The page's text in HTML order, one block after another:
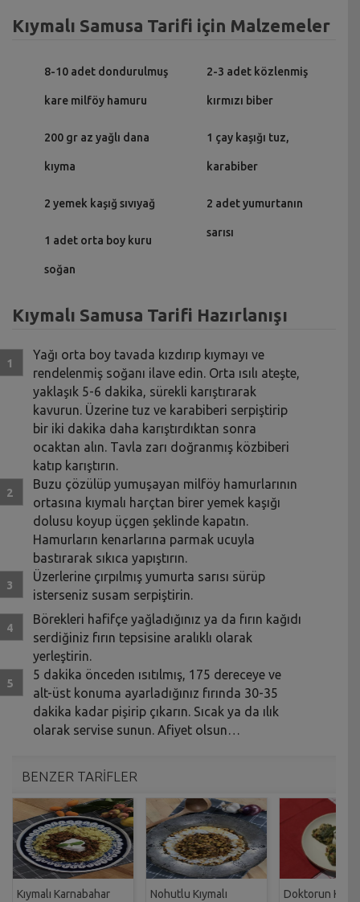
Kıymalı Samusa Tarifi için Malzemeler
8-10 adet dondurulmuş
kare milföy hamuru
200 gr az yağlı dana
kıyma
2 yemek kaşığ sıvıyağ
1 adet orta boy kuru
soğan
2-3 adet közlenmiş
kırmızı biber
1 çay kaşığı tuz,
karabiber
2 adet yumurtanın
sarısı
Kıymalı Samusa Tarifi Hazırlanışı
Yağı orta boy tavada kızdırıp kıymayı ve
rendelenmiş soğanı ilave edin. Orta ısılı ateşte,
yaklaşık 5-6 dakika, sürekli karıştırarak
kavurun. Üzerine tuz ve karabiberi serpiştirip
bir iki dakika daha karıştırdıktan sonra
ocaktan alın. Tavla zarı doğranmış közbiberi
katıp karıştırın.
Buzu çözülüp yumuşayan milföy hamurlarının
ortasına kıymalı harçtan birer yemek kaşığı
dolusu koyup üçgen şeklinde kapatın.
Hamurların kenarlarına parmak ucuyla
bastırarak sıkıca yapıştırın.
Üzerlerine çırpılmış yumurta sarısı sürüp
isterseniz susam serpiştirin.
Börekleri hafifçe yağladığınız ya da fırın kağıdı
serdiğiniz fırın tepsisine aralıklı olarak
yerleştirin.
5 dakika önceden ısıtılmış, 175 dereceye ve
alt-üst konuma ayarladığınız fırında 30-35
dakika kadar pişirip çıkarın. Sıcak ya da ılık
olarak servise sunun. Afiyet olsun…
BENZER TARİFLER
Kıymalı Karnabahar Nohutlu Kıymalı Doktorun